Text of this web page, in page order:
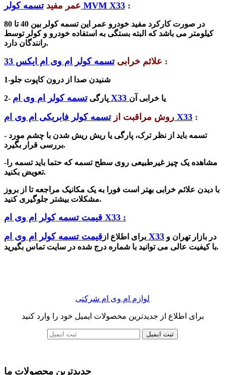
عمر مفید تسمه کولر MVM X33 :
در صورت کارکرد مفید خودرو عمر این تسمه کولر بین 40 تا 80
کیلومتر می باشد که البته بستگی به استفاده خودرو و کولر توسط
رانندگان دارد.
علائم خرابیتسمه کولر ام وی ام ایکس 33 :
1-شنیدن صدا از درون کاپوت جلو
2- پارگی تسمه کولر ام وی ام X33 یا خرابی آن
روش مراقبت از تسمه کولر فابریکی ام وی ام X33 :
- تسمه باید از نظر ترک، پارگی یا ریش ریش شدن با چشم مورد
بررسی قرار بگیرد.
-مشاهده یک چیز غیرطبیعی روی سطح تسمه که حتما باید تسمه را
تعویض بکنید.
با دیدن علائم خرابی بهتر است فورا به یک مکانیک مراجعه تا از بروز
مشکلات بیشتر جلوگیری کنید.
قیمت تسمه کولر ام وی ام X33 :
برای اطلاع از قیمت تسمه کولر ام وی ام X33
با کیفیت عالی می توانید با شماره درج شده در سایت تماس بگیرید.
لوازم ام وی ام شرکتی
برای اطلاع از جدیدترین محصولات ایمیل خود را وارد کنید
ثبت ایمیل
جدیدترین محصولات ما